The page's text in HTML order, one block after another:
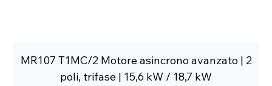
MR107 T1MC/2 Motore asincrono avanzato | 2
poli, trifase | 15,6 kW / 18,7 kW